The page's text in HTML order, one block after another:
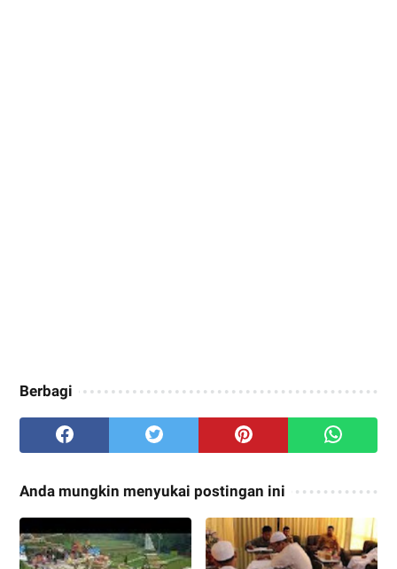
Berbagi
Anda mungkin menyukai postingan ini